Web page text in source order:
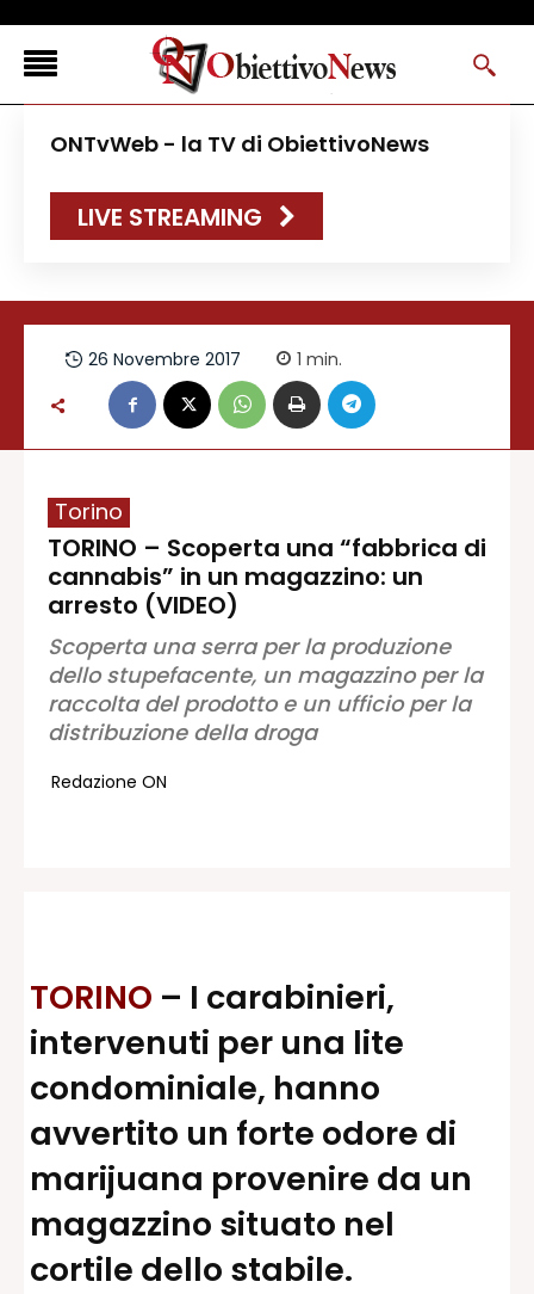
FLASH NEWS
NEWS DAL RESTO D’ITALIA
CANAVESELOCAL
PROMOREDAZIONALI
ONSTYLE MAGAZINE
Redazione
Contatti
Lavora con noi
Pubblicità
Autoregolamentazione per la
Pubblicitá Elettorale 2026
Condizioni gener. acquisto spazi
ONTvWeb - la TV di ObiettivoNews
LIVE STREAMING
26 Novembre 2017 1 min.
Torino
TORINO – Scoperta una “fabbrica di
cannabis” in un magazzino: un
arresto (VIDEO)
Scoperta una serra per la produzione
dello stupefacente, un magazzino per la
raccolta del prodotto e un ufficio per la
distribuzione della droga
Redazione ON
TORINO – I carabinieri,
intervenuti per una lite
condominiale, hanno
avvertito un forte odore di
marijuana provenire da un
magazzino situato nel
cortile dello stabile.